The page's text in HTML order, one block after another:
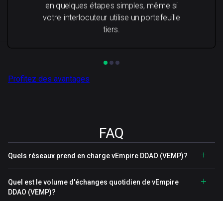
en quelques étapes simples, même si
votre interlocuteur utilise un portefeuille
tiers.
Profitez des avantages
FAQ
Quels réseaux prend en charge vEmpire DDAO (VEMP)?
Quel est le volume d'échanges quotidien de vEmpire
DDAO (VEMP)?